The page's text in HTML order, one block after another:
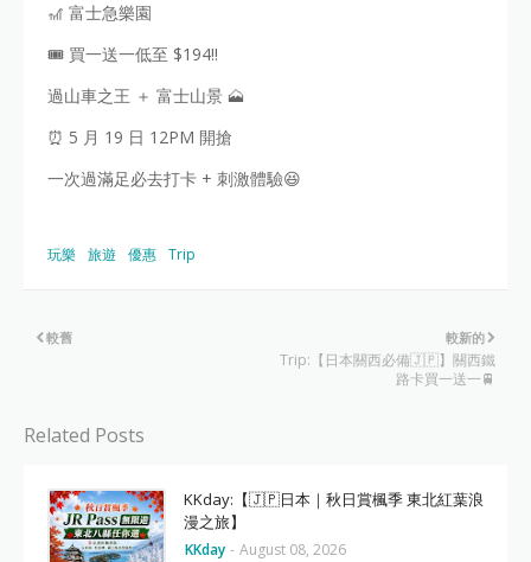
🎢 富士急樂園
🎟️ 買一送一低至 $194‼️
過山車之王 ＋ 富士山景 🗻
⏰ 5 月 19 日 12PM 開搶
一次過滿足必去打卡 + 刺激體驗😆
玩樂 旅遊 優惠 Trip
較新的
Trip:【日本關西必備🇯🇵】關西鐵
路卡買一送一🚆
較舊
Related Posts
KKday:【🇯🇵日本｜秋日賞楓季 東北紅葉浪
漫之旅】
KKday - August 08, 2026